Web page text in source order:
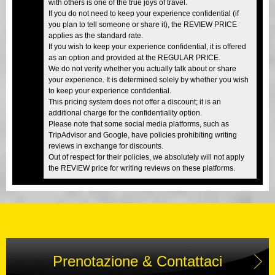
with others is one of the true joys of travel.
If you do not need to keep your experience confidential (if
you plan to tell someone or share it), the REVIEW PRICE
applies as the standard rate.
If you wish to keep your experience confidential, it is offered
as an option and provided at the REGULAR PRICE.
We do not verify whether you actually talk about or share
your experience. It is determined solely by whether you wish
to keep your experience confidential.
This pricing system does not offer a discount; it is an
additional charge for the confidentiality option.
Please note that some social media platforms, such as
TripAdvisor and Google, have policies prohibiting writing
reviews in exchange for discounts.
Out of respect for their policies, we absolutely will not apply
the REVIEW price for writing reviews on these platforms.
Prenotazione & Contattaci